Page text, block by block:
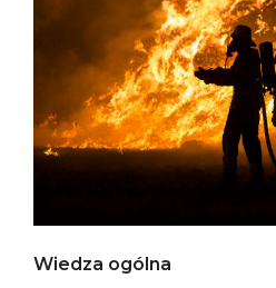
Wiedza ogólna